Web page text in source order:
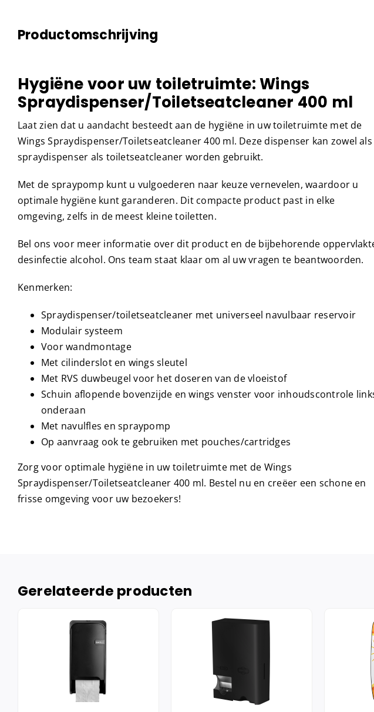
Productomschrijving
Hygiëne voor uw toiletruimte: Wings
Spraydispenser/Toiletseatcleaner 400 ml
Laat zien dat u aandacht besteedt aan de hygiëne in uw toiletruimte met de
Wings Spraydispenser/Toiletseatcleaner 400 ml. Deze dispenser kan zowel als
spraydispenser als toiletseatcleaner worden gebruikt.
Met de spraypomp kunt u vulgoederen naar keuze vernevelen, waardoor u
optimale hygiëne kunt garanderen. Dit compacte product past in elke
omgeving, zelfs in de meest kleine toiletten.
Bel ons voor meer informatie over dit product en de bijbehorende
desinfectie alcohol. Ons team staat klaar om al uw vragen te beantwoorden.
Kenmerken:
Spraydispenser/toiletseatcleaner met universeel navulbaar reservoir
Modulair systeem
Voor wandmontage
Met cilinderslot en wings sleutel
Met RVS duwbeugel voor het doseren van de vloeistof
Schuin aflopende bovenzijde en wings venster voor inhoudscontrole
onderaan
Met navulfles en spraypomp
Op aanvraag ook te gebruiken met pouches/cartridges
Zorg voor optimale hygiëne in uw toiletruimte met de Wings
Spraydispenser/Toiletseatcleaner 400 ml. Bestel nu en creëer een schone en
frisse omgeving voor uw bezoekers!
Gerelateerde producten